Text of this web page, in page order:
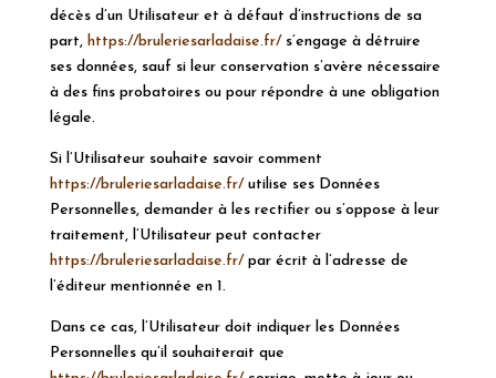
décès d’un Utilisateur et à défaut d’instructions de sa
part, https://bruleriesarladaise.fr/s’engage à détruire
ses données, sauf si leur conservation s’avère nécessaire
à des fins probatoires ou pour répondre à une obligation
légale.
Si l’Utilisateur souhaite savoir comment
https://bruleriesarladaise.fr/ utilise ses Données
Personnelles, demander à les rectifier ou s’oppose à leur
traitement, l’Utilisateur peut contacter
https://bruleriesarladaise.fr/ par écrit à l’adresse de
l’éditeur mentionnée en 1.
Dans ce cas, l’Utilisateur doit indiquer les Données
Personnelles qu’il souhaiterait que